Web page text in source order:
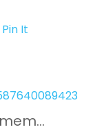
Pin It